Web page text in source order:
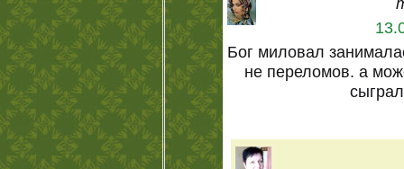
Бог миловал
не переломов. а